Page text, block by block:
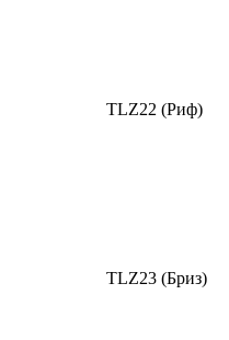
TLZ22 (Риф)
TLZ23 (Бриз)